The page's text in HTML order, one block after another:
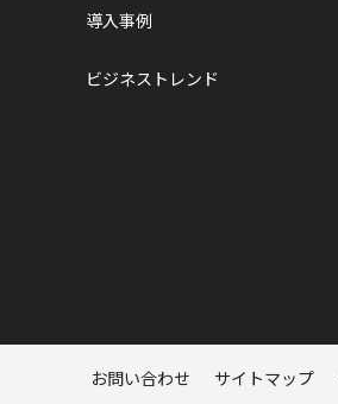
導入事例
ビジネストレンド
お問い合わせ サイトマップ